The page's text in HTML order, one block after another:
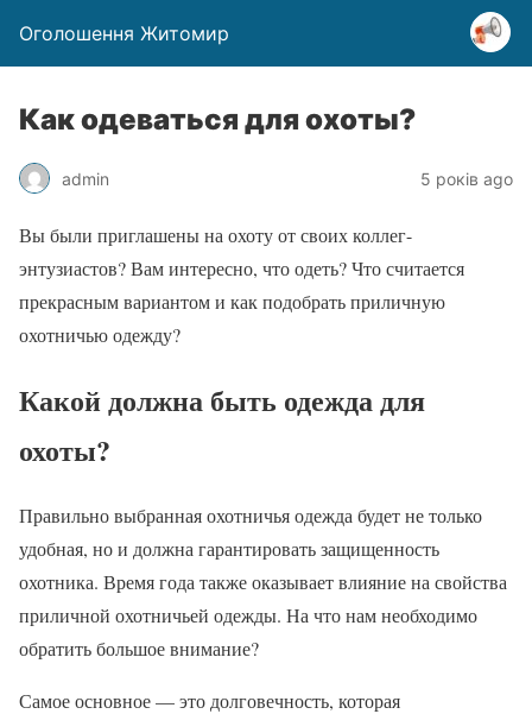
Оголошення Житомир
Как одеваться для охоты?
admin 5 років ago
Вы были приглашены на охоту от своих коллег-
энтузиастов? Вам интересно, что одеть? Что считается
прекрасным вариантом и как подобрать приличную
охотничью одежду?
Какой должна быть одежда для
охоты?
Правильно выбранная охотничья одежда будет не только
удобная, но и должна гарантировать защищенность
охотника. Время года также оказывает влияние на свойства
приличной охотничьей одежды. На что нам необходимо
обратить большое внимание?
Самое основное — это долговечность, которая